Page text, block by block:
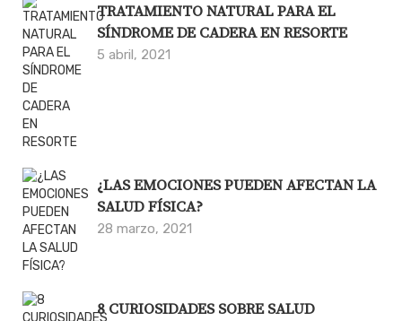
TRATAMIENTO NATURAL PARA EL
SÍNDROME DE CADERA EN RESORTE
5 abril, 2021
¿LAS EMOCIONES PUEDEN AFECTAN LA
SALUD FÍSICA?
28 marzo, 2021
8 CURIOSIDADES SOBRE SALUD